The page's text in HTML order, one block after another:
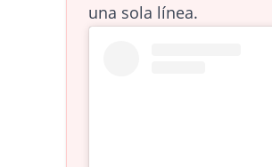
una sola línea.